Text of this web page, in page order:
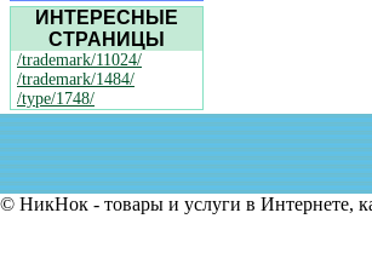
ИНТЕРЕСНЫЕ
СТРАНИЦЫ
/trademark/11024/
/trademark/1484/
/type/1748/
© НикНок - товары и услуги в Интернете,